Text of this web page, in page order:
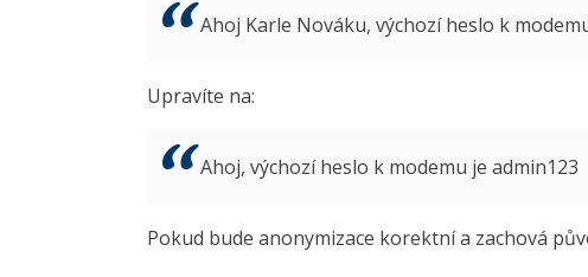
Ahoj Karle Nováku, výchozí heslo k
Upravíte na:
Ahoj, výchozí heslo k modemu je admin123
Pokud bude anonymizace korektní a zachová